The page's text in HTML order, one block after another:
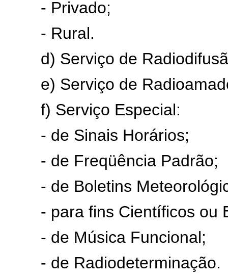
- Privado;
- Rural.
d) Serviço de
e) Serviço de
f) Serviço Especial:
- de Sinais Horários;
- de Freqüência Padrão;
- de Boletins
- para fins Científicos ou
- de Música Funcional;
- de Radiodeterminação.